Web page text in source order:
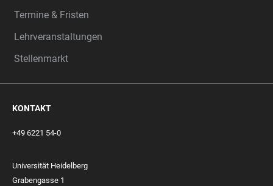
Termine & Fristen
Lehrveranstaltungen
Stellenmarkt
KONTAKT
+49 6221 54-0
Universität Heidelberg
Grabengasse 1